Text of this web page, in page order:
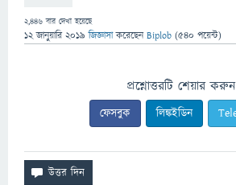
2,446 বার দেখা হয়েছে
12 জানুয়ারি 2019 জিজ্ঞাসাকরেছেনBiplob (540 পয়েন্ট)
প্রশ্নোত্তরটি শেয়ার করুন
ফেসবুক লিঙ্কইডিন